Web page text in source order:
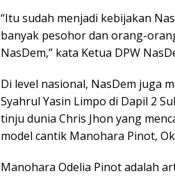
“Itu sudah menjadi kebijakan
banyak pesohor dan orang-
NasDem,” kata Ketua DPW
Di level nasional, NasDem juga
Syahrul Yasin Limpo di Dapil 2
tinju dunia Chris Jhon yang
model cantik Manohara Pinot,
Manohara Odelia Pinot adalah